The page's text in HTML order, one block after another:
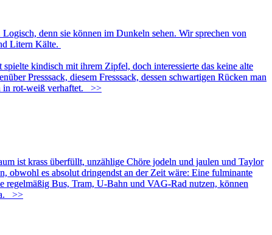
denn sie können im Dunkeln sehen. Wir sprechen von
Litern Kälte.
kindisch mit ihrem Zipfel, doch interessierte das keine alte
Presssack, diesem Fresssack, dessen schwartigen Rücken man
in rot-weiß verhaftet.
>>
ist krass überfüllt, unzählige Chöre jodeln und jaulen und Taylor
obwohl es absolut dringendst an der Zeit wäre: Eine fulminante
regelmäßig Bus, Tram, U-Bahn und VAG-Rad nutzen, können
>>